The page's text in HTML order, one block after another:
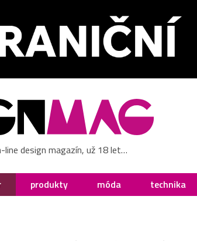
line design magazín, už 18 let…
produkty móda technika